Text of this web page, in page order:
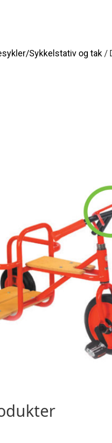
Sykkelstativ og tak/